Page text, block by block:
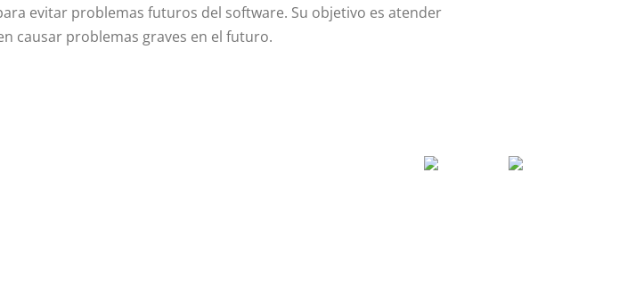
evitar problemas futuros del software. Su objetivo es atender
causar problemas graves en el futuro.